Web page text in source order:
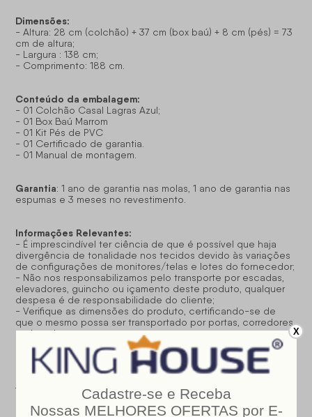
Dimensões:
- Altura: 28 cm (colchão) + 37 cm (box baú) + 8 cm (pés) = 73
cm de altura;
- Largura : 138 cm;
- Comprimento: 188 cm.
Conteúdo da embalagem:
- 01 Colchão Casal Lagras Azul;
- 01 Box Baú Marrom
- 01 Kit Pés de PVC
- 01 Certificado de garantia.
- 01 Manual de montagem.
Garantia: 1 ano de garantia nas molas, 1 ano de garantia nas
espumas e 3 meses no revestimento.
Informações Relevantes:
- É imprescindível ter ciência de que é possível que haja
divergência de tonalidade nos tecidos devido às variações
de configurações de monitores/telas e lotes do fornecedor;
- Não nos responsabilizamos pelo transporte por escadas,
elevadores, guincho ou içamento deste produto, qualquer
despesa é de responsabilidade do cliente;
- Verifique as dimensões do produto, certificando-se de
que o mesmo possa ser transportado por portas, corredores
e elevadores;
- Os objetos que decoram a imagem, não acompanham o
produto;
- Não nos responsabilizamos pela instalação e montagem;
fabricação.
X